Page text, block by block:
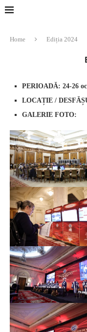
Home Ediția 2024
PERIOADĂ: 24-26
LOCAȚIE /
GALERIE FOTO: